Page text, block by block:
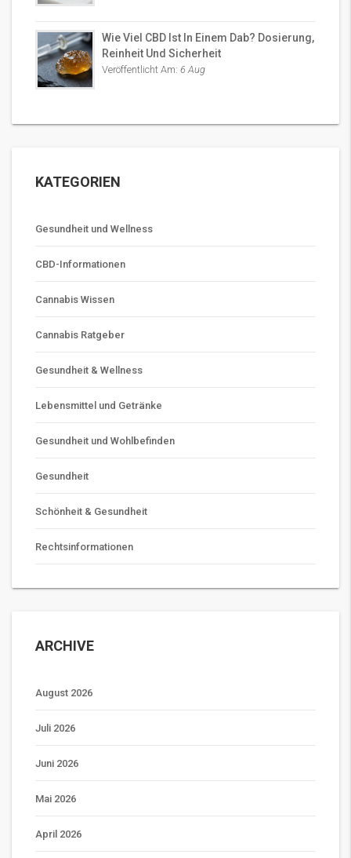
Wie Viel CBD Ist In Einem Dab? Dosierung,
Reinheit Und Sicherheit
Veröffentlicht Am: 6 Aug
KATEGORIEN
Gesundheit und Wellness
CBD-Informationen
Cannabis Wissen
Cannabis Ratgeber
Gesundheit & Wellness
Lebensmittel und Getränke
Gesundheit und Wohlbefinden
Gesundheit
Schönheit & Gesundheit
Rechtsinformationen
ARCHIVE
August 2026
Juli 2026
Juni 2026
Mai 2026
April 2026